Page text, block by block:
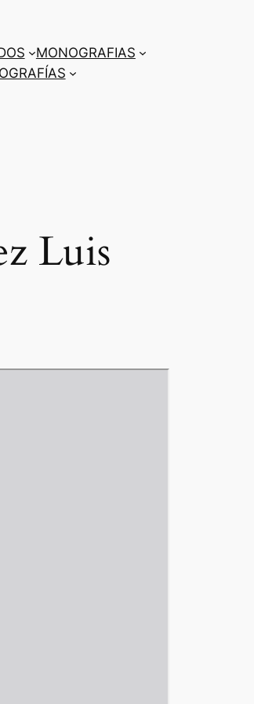
MONOGRAFIAS
Luis